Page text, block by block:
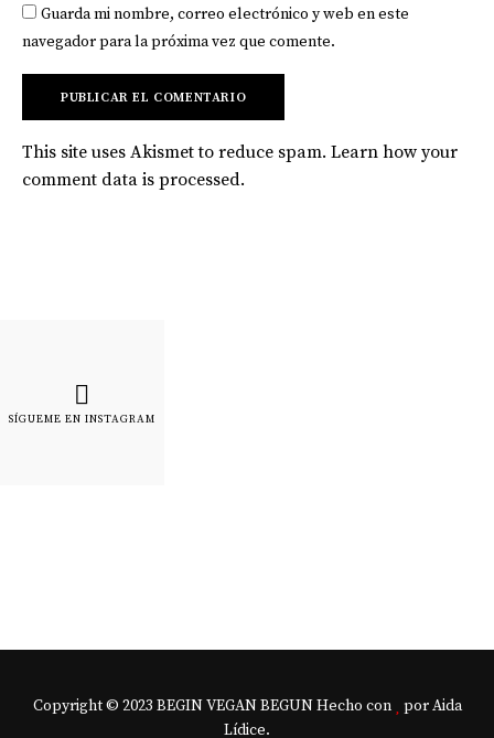
Guarda mi nombre, correo electrónico y web en este
navegador para la próxima vez que comente.
This site uses Akismet to reduce spam. Learn how your
comment data is processed.
SÍGUEME EN INSTAGRAM
Copyright © 2023 BEGIN VEGAN BEGUN Hecho con
por Aida
Lídice.